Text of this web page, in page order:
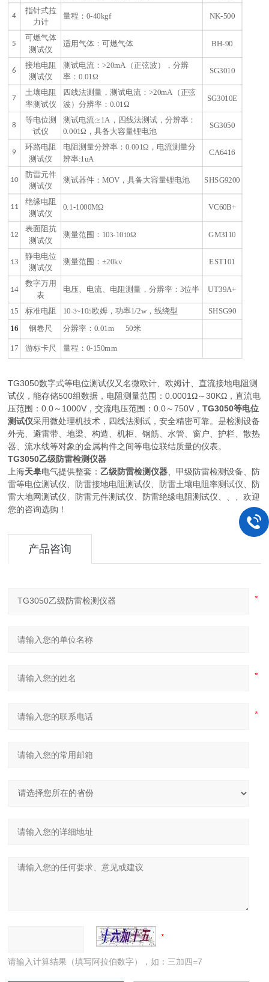
4
指针式拉
力计
量程：0-40kgf NK-500
5
可燃气体
测试仪
适用气体：可燃气体 BH-90
6
接地电阻
测试仪
测试电流：>20mA（正弦波），分辨
率：0.01Ω
SG3010
7
土壤电阻
率测试仪
四线法测量，测试电流：>20mA（正弦
波）分辨率：0.01Ω
SG3010E
8
等电位测
试仪
测试电流:≥1A，四线法测试，分辨率：
0.001Ω，具备大容量锂电池
SG3050
9
环路电阻
测试仪
电阻测量分辨率：0.001Ω，电流测量分
辨率:1uA
CA6416
10
防雷元件
测试仪
测试器件：MOV，具备大容量锂电池 SHSG9200
11
绝缘电阻
测试仪
0.1-1000MΩ VC60B+
12
表面阻抗
测试仪
测量范围：103-1010Ω GM3110
13
静电电位
测试仪
测量范围：±20kv EST101
14
数字万用
表
电压、电流、电阻测量，分辨率：3位半 UT39A+
15 标准电阻 10-3~105欧姆，功率1/2w，线绕型 SHSG90
16 钢卷尺 分辨率：0.01m 50米
17 游标卡尺 量程：0-150mm
TG3050数字式等电位测试仪又名微欧计、欧姆计、直流接地电阻测
试仪，能存储500组数据，电阻测量范围：0.0001Ω～30KΩ，直流电
压范围：0.0～1000V，交流电压范围：0.0～750V，TG3050等电位
测试仪采用微处理机技术，四线法测试，安全精密可靠。是检测设备
外壳、避雷带、地梁、构造、机柜、钢筋、水管、窗户、护栏、散热
器、流水线等对象的金属构件之间等电位联结质量的仪表。
TG3050乙级防雷检测仪器
上海天皋电气提供整套：乙级防雷检测仪器 、甲级防雷检测设备、防
雷等电位测试仪、防雷接地电阻测试仪、防雷土壤电阻率测试仪、防
雷大地网测试仪、防雷元件测试仪、防雷绝缘电阻测试仪、、、欢迎
您的咨询选购！
产品咨询
请输入计算结果（填写阿拉伯数字），如：三加四=7